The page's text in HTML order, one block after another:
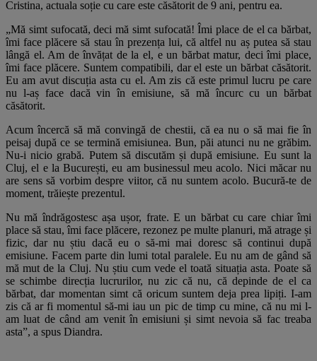
Cristina, actuala soție cu care este căsătorit de 9 ani, pentru ea.
„Mă simt sufocată, deci mă simt sufocată! Îmi place de el ca bărbat,
îmi face plăcere să stau în prezența lui, că altfel nu aș putea să stau
lângă el. Am de învățat de la el, e un bărbat matur, deci îmi place,
îmi face plăcere. Suntem compatibili, dar el este un bărbat căsătorit.
Eu am avut discuția asta cu el. Am zis că este primul lucru pe care
nu l-aș face dacă vin în emisiune, să mă încurc cu un bărbat
căsătorit.
Acum încercă să mă convingă de chestii, că ea nu o să mai fie în
peisaj după ce se termină emisiunea. Bun, păi atunci nu ne grăbim.
Nu-i nicio grabă. Putem să discutăm și după emisiune. Eu sunt la
Cluj, el e la București, eu am businessul meu acolo. Nici măcar nu
are sens să vorbim despre viitor, că nu suntem acolo. Bucură-te de
moment, trăiește prezentul.
Nu mă îndrăgostesc așa ușor, frate. E un bărbat cu care chiar îmi
place să stau, îmi face plăcere, rezonez pe multe planuri, mă atrage și
fizic, dar nu știu dacă eu o să-mi mai doresc să continui după
emisiune. Facem parte din lumi total paralele. Eu nu am de gând să
mă mut de la Cluj. Nu știu cum vede el toată situația asta. Poate să
se schimbe direcția lucrurilor, nu zic că nu, că depinde de el ca
bărbat, dar momentan simt că oricum suntem deja prea lipiți. I-am
zis că ar fi momentul să-mi iau un pic de timp cu mine, că nu mi l-
am luat de când am venit în emisiuni și simt nevoia să fac treaba
asta”, a spus Diandra.